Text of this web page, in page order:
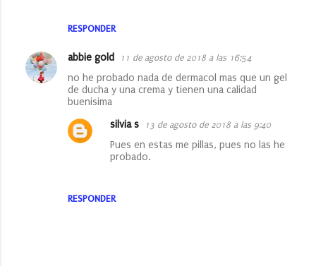
RESPONDER
abbie gold 11 de agosto de 2018 a las 16:54
no he probado nada de dermacol mas que un gel
de ducha y una crema y tienen una calidad
buenisima
RESPONDER
silvia s 13 de agosto de 2018 a las 9:40
Pues en estas me pillas, pues no las he
probado.